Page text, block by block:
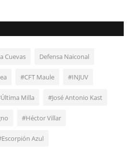
Cuevas Defensa Naiconal
#CFT Maule #INJUV
Milla #José Antonio Kast
#Héctor Villar
Azul